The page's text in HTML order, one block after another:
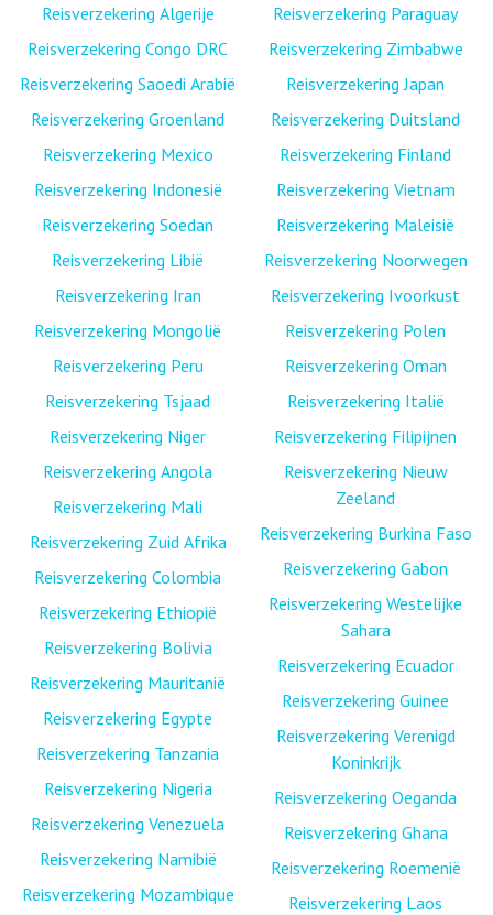
Reisverzekering Algerije
Reisverzekering Congo DRC
Reisverzekering Saoedi Arabië
Reisverzekering Groenland
Reisverzekering Mexico
Reisverzekering Indonesië
Reisverzekering Soedan
Reisverzekering Libië
Reisverzekering Iran
Reisverzekering Mongolië
Reisverzekering Peru
Reisverzekering Tsjaad
Reisverzekering Niger
Reisverzekering Angola
Reisverzekering Mali
Reisverzekering Zuid Afrika
Reisverzekering Colombia
Reisverzekering Ethiopië
Reisverzekering Bolivia
Reisverzekering Mauritanië
Reisverzekering Egypte
Reisverzekering Tanzania
Reisverzekering Nigeria
Reisverzekering Venezuela
Reisverzekering Namibië
Reisverzekering Mozambique
Reisverzekering Paraguay
Reisverzekering Zimbabwe
Reisverzekering Japan
Reisverzekering Duitsland
Reisverzekering Finland
Reisverzekering Vietnam
Reisverzekering Maleisië
Reisverzekering Noorwegen
Reisverzekering Ivoorkust
Reisverzekering Polen
Reisverzekering Oman
Reisverzekering Italië
Reisverzekering Filipijnen
Reisverzekering Nieuw
Zeeland
Reisverzekering Burkina Faso
Reisverzekering Gabon
Reisverzekering Westelijke
Sahara
Reisverzekering Ecuador
Reisverzekering Guinee
Reisverzekering Verenigd
Koninkrijk
Reisverzekering Oeganda
Reisverzekering Ghana
Reisverzekering Roemenië
Reisverzekering Laos